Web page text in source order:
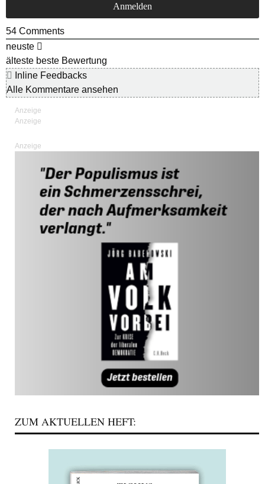
54 Comments
neuste
älteste beste Bewertung
Inline Feedbacks
Alle Kommentare ansehen
Anzeige
ZUM AKTUELLEN HEFT: